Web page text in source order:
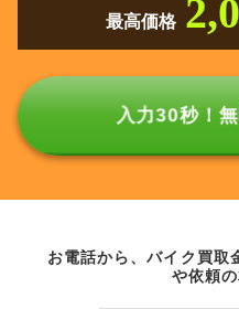
最高価格
入力30秒！
お電話から、バイク買取
や依頼